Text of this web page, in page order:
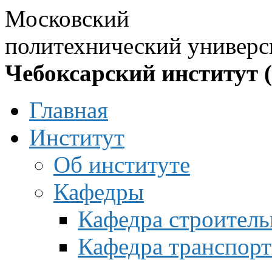
Московский
политехнический
Чебоксарский институт
Главная
Институт
Об институте
Кафедры
Кафедра
Кафедра